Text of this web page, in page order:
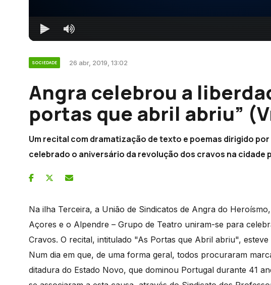
SOCIEDADE 26 abr, 2019, 13:02
Angra celebrou a
portas que abril abriu”
Um recital com dramatização de texto e poemas dirigido por
celebrado o aniversário da revolução dos cravos na cidade
Na ilha Terceira, a União de Sindicatos de Angra do
Açores e o Alpendre – Grupo de Teatro uniram-se para
Cravos. O recital, intitulado "As Portas que Abril abriu",
Num dia em que, de uma forma geral, todos procuraram
ditadura do Estado Novo, que dominou Portugal durante 41